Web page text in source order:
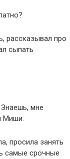
рассказывал про
сыпать
мне
Миши.
просила занять
самые срочные